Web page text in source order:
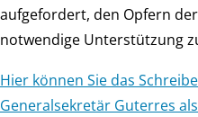
aufgefordert, den Opfern
notwendige Unterstützung
Hier können Sie das
Generalsekretär Guterres